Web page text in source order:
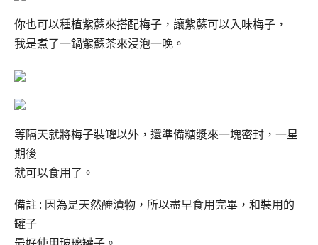
你也可以種植紫蘇來搭配梅子，讓紫蘇可以入味梅子，
我是煮了一鍋紫蘇茶來浸泡一晚。
等隔天就將梅子裝罐以外，還準備糖漿來一塊密封，一星
期後
就可以食用了。
備註 : 因為是天然醃漬物，所以盡早食用完畢，和裝用的
罐子